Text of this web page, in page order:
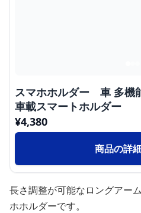
スマホホルダー 車 多機
車載スマートホルダー
¥4,380
商品の詳
長さ調整が可能なロングアー
ホホルダーです。